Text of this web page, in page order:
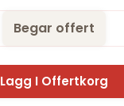
Begar offert
Lagg I Offertkorg